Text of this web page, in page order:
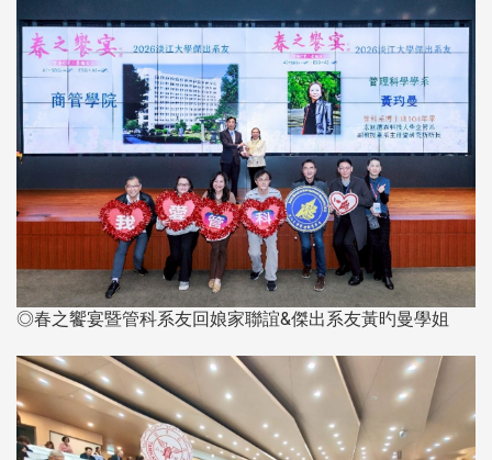
◎春之饗宴暨管科系友回娘家聯誼&傑出系友黃旳曼學姐